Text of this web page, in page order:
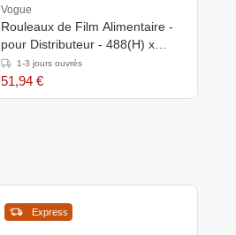
Vogue
Rouleaux de Film Alimentaire -
pour Distributeur - 488(H) x
206(L) x 63(P)mm
1-3 jours ouvrés
51,94 €
Express